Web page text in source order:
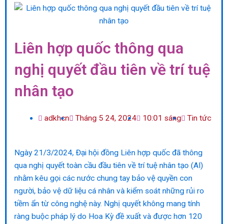
Liên hợp quốc thông qua
nghị quyết đầu tiên về trí tuệ
nhân tạo
adkhcn Tháng 5 24, 2024 10:01 sáng Tin tức
Ngày 21/3/2024, Đại hội đồng Liên hợp quốc đã thông
qua nghị quyết toàn cầu đầu tiên về trí tuệ nhân tạo (AI)
nhằm kêu gọi các nước chung tay bảo vệ quyền con
người, bảo vệ dữ liệu cá nhân và kiểm soát những rủi ro
tiềm ẩn từ công nghệ này. Nghị quyết không mang tính
ràng buộc pháp lý do Hoa Kỳ đề xuất và được hơn 120